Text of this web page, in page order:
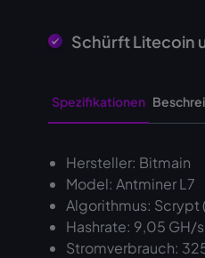
Schürft Litecoin
Spezifikationen
Hersteller: Bitmain
Model: Antminer L7
Algorithmus:
Hashrate: 9,05 GH/s
Stromverbrauch: